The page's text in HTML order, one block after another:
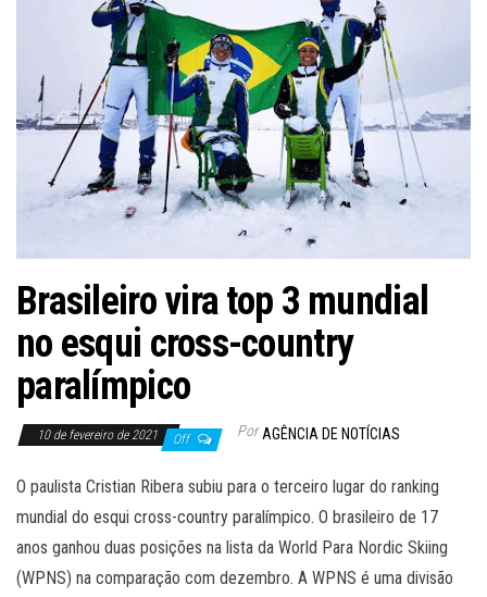
Brasileiro vira top 3 mundial
no esqui cross-country
paralímpico
10 de fevereiro de 2021 Off Por AGÊNCIA DE NOTÍCIAS
O paulista Cristian Ribera subiu para o terceiro lugar do ranking
mundial do esqui cross-country paralímpico. O brasileiro de 17
anos ganhou duas posições na lista da World Para Nordic Skiing
(WPNS) na comparação com dezembro. A WPNS é uma divisão